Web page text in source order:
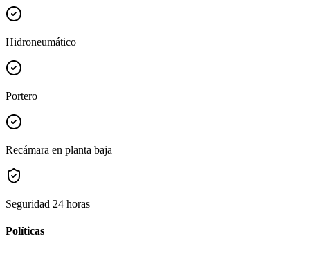
Hidroneumático
Portero
Recámara en planta baja
Seguridad 24 horas
Políticas